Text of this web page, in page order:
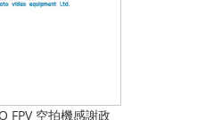
FPV 空拍機感謝政